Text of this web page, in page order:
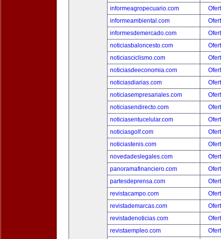
informeagropecuario.com
informeambiental.com
informesdemercado.com
noticiasbaloncesto.com
noticiasciclismo.com
noticiasdeeconomia.com
noticiasdiarias.com
noticiasempresariales.com
noticiasendirecto.com
noticiasentucelular.com
noticiasgolf.com
noticiastenis.com
novedadeslegales.com
panoramafinanciero.com
partesdeprensa.com
revistacampo.com
revistademarcas.com
revistadenoticias.com
revistaempleo.com